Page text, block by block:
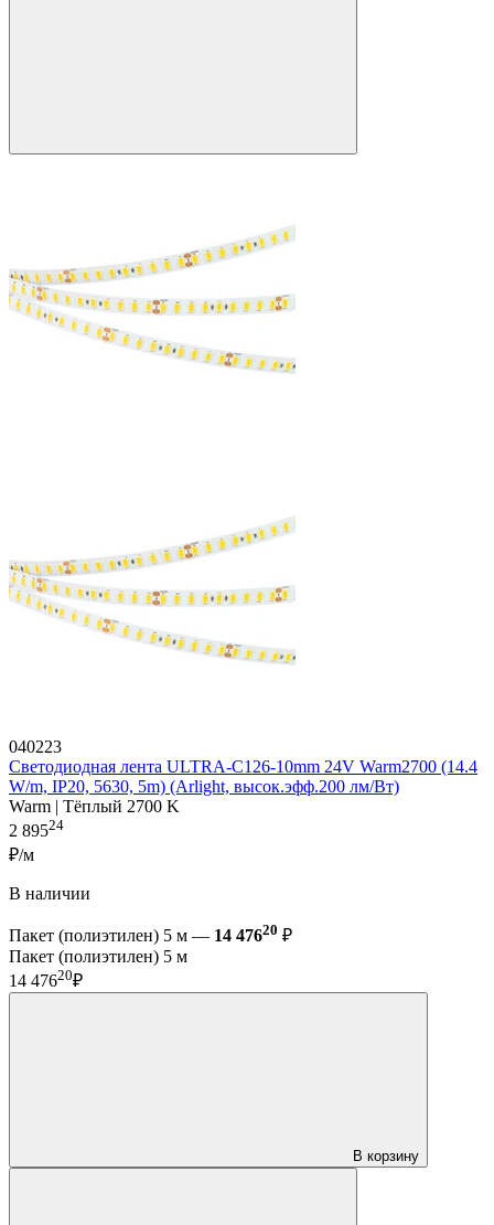
040223
Светодиодная лента ULTRA-C126-10mm 24V Warm2700 (14.4
W/m, IP20, 5630, 5m) (Arlight, высок.эфф.200 лм/Вт)
Warm | Тёплый 2700 K
2 89524
₽/м
В наличии
Пакет (полиэтилен) 5 м — 14 47620 ₽
Пакет (полиэтилен) 5 м
14 47620₽
В корзину